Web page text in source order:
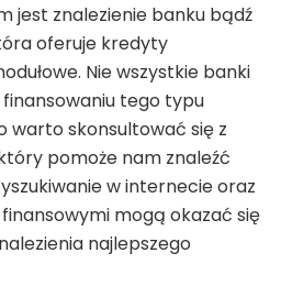
jest znalezienie banku bądź
oferuje kredyty
Nie wszystkie banki
tego typu
warto skonsultować się z
pomoże nam znaleźć
w internecie oraz
mogą okazać się
najlepszego